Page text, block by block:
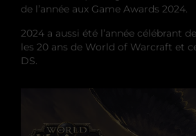
de l’année aux Game Awards 2024.
2024 a aussi été l’année célébrant
les 20 ans de World of Warcraft et
DS.